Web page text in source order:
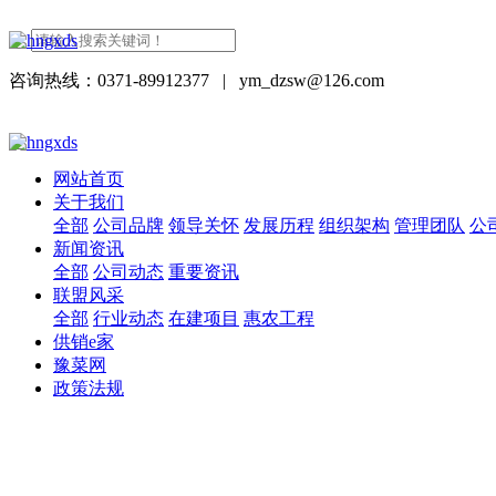
咨询热线：0371-89912377 | ym_dzsw@126.com
网站首页
关于我们
全部 公司品牌 领导关怀 发展历程 组织架构 管理团队 公
新闻资讯
全部 公司动态 重要资讯
联盟风采
全部 行业动态 在建项目 惠农工程
供销e家
豫菜网
政策法规